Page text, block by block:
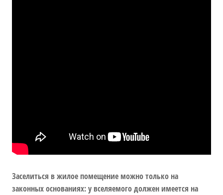
Заселиться в жилое помещение можно только на
законных основаниях: у вселяемого должен имеется на